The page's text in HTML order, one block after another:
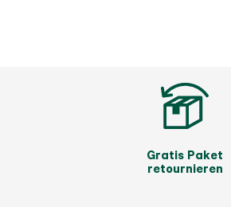
Gratis Paket
retournieren